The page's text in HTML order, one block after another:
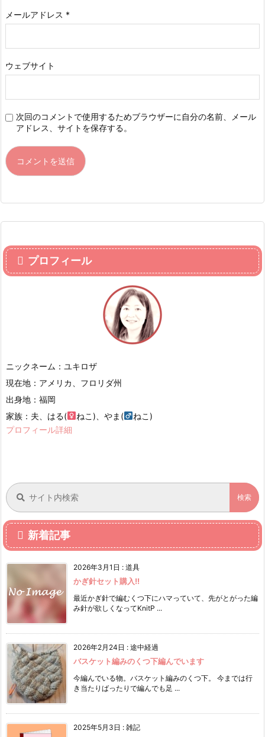
メールアドレス *
ウェブサイト
次回のコメントで使用するためブラウザーに自分の名前、メール
アドレス、サイトを保存する。
プロフィール
ニックネーム：ユキロザ
現在地：アメリカ、フロリダ州
出身地：福岡
家族：夫、はる(
ねこ)、やま(
ねこ)
プロフィール詳細
新着記事
2026年3月1日 : 道具
かぎ針セット購入!!
最近かぎ針で編むくつ下にハマっていて、先がとがった編
み針が欲しくなってKnitP ...
2026年2月24日 : 途中経過
バスケット編みのくつ下編んでいます
今編んでいる物。バスケット編みのくつ下。 今までは行
き当たりばったりで編んでも足 ...
2025年5月3日 : 雑記